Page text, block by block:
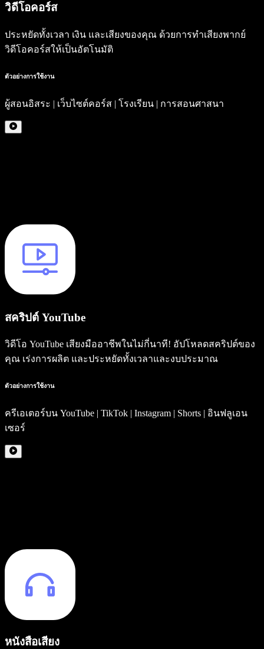
วิดีโอคอร์ส
ประหยัดทั้งเวลา เงิน และเสียงของคุณ ด้วยการทำเสียงพากย์
วิดีโอคอร์สให้เป็นอัตโนมัติ
ตัวอย่างการใช้งาน
ผู้สอนอิสระ | เว็บไซต์คอร์ส | โรงเรียน | การสอนศาสนา
สคริปต์ YouTube
วิดีโอ YouTube เสียงมืออาชีพในไม่กี่นาที! อัปโหลดสคริปต์ของ
คุณ เร่งการผลิต และประหยัดทั้งเวลาและงบประมาณ
ตัวอย่างการใช้งาน
ครีเอเตอร์บน YouTube | TikTok | Instagram | Shorts | อินฟลูเอน
เซอร์
หนังสือเสียง